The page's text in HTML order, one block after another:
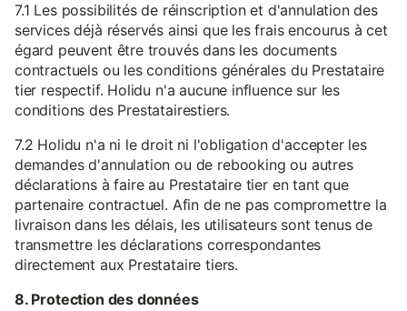
7.1 Les possibilités de réinscription et d'annulation des
services déjà réservés ainsi que les frais encourus à cet
égard peuvent être trouvés dans les documents
contractuels ou les conditions générales du Prestataire
tier respectif. Holidu n'a aucune influence sur les
conditions des Prestatairestiers.
7.2 Holidu n'a ni le droit ni l'obligation d'accepter les
demandes d'annulation ou de rebooking ou autres
déclarations à faire au Prestataire tier en tant que
partenaire contractuel. Afin de ne pas compromettre la
livraison dans les délais, les utilisateurs sont tenus de
transmettre les déclarations correspondantes
directement aux Prestataire tiers.
8. Protection des données